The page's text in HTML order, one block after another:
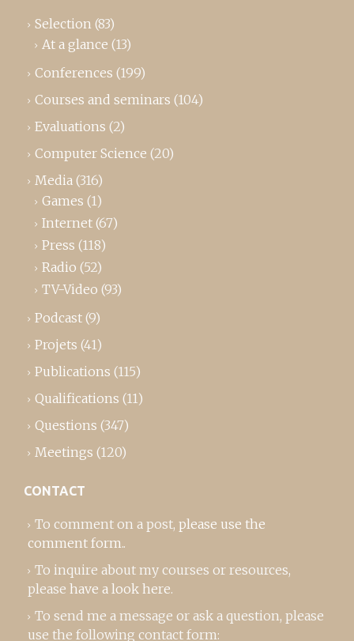
Selection (83)
At a glance (13)
Conferences (199)
Courses and seminars (104)
Evaluations (2)
Computer Science (20)
Media (316)
Games (1)
Internet (67)
Press (118)
Radio (52)
TV-Video (93)
Podcast (9)
Projets (41)
Publications (115)
Qualifications (11)
Questions (347)
Meetings (120)
CONTACT
To comment on a post, please use the
comment form..
To inquire about my courses or resources,
please have a look here.
To send me a message or ask a question, please
use the following contact form: